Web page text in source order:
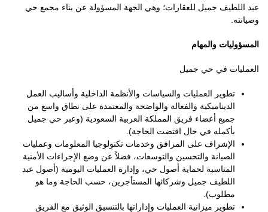
عبد اللطيف جميل للعقارات؛ وهي الجهة المسؤولة عن بناء مجمع حي
وصيانته.
المسؤوليات والمهام
العمليات في حي جميل
تطوير العمليات والسياسات والأنظمة الداخلية وأساليب العمل
الديناميكية والفعالة والواضحة والمعتمدة على نطاق واسع من
جميع أعضاء فريق المملكة العربية السعودية (وعبر حي جميل
بأكمله في حال اقتضت الحاجة).
الإشراف على المرافق وخدمات تكنولوجيا المعلومات وعمليات
الصيانة والتحسين والتوسعات، فضلاً عن وضع الإجراءات الأمنية
المناسبة لحماية أصول حي، وإدارة العمليات اليومية (أصول عبد
اللطيف جميل وشركائها المستأجرين، حسب الحاجة وما هو
مطلوب).
تطوير ميزانية العمليات وإداراتها بالتنسيق الوثيق مع الفريق